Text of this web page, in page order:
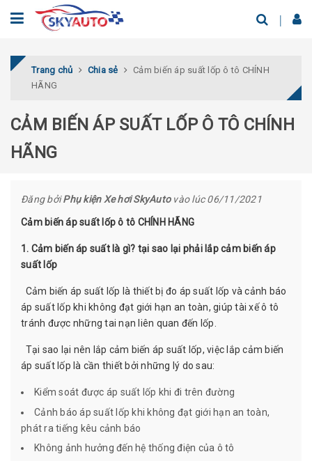
Trang chủ Chia sẻ
Cảm biến áp suất lốp ô tô CHÍNH
HÃNG
CẢM BIẾN ÁP SUẤT LỐP Ô TÔ CHÍNH
HÃNG
Đăng bởiPhụ kiện Xe hơi SkyAutovào lúc 06/11/2021
Cảm biến áp suất lốp ô tô CHÍNH HÃNG
1. Cảm biến áp suất là gì? tại sao lại phải lắp cảm biến áp
suất lốp
Cảm biến áp suất lốp là thiết bị đo áp suất lốp và cảnh báo
áp suất lốp khi không đạt giới hạn an toàn, giúp tài xế ô tô
tránh được những tai nạn liên quan đến lốp.
Tại sao lại nên lắp cảm biến áp suất lốp, việc lắp cảm biến
áp suất lốp là cần thiết bởi những lý do sau:
Kiểm soát được áp suất lốp khi đi trên đường
Cảnh báo áp suất lốp khi không đạt giới hạn an toàn,
phát ra tiếng kêu cảnh báo
Không ảnh hưởng đến hệ thống điện của ô tô